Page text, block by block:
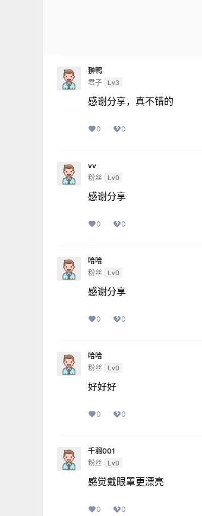
翀鸭
君子 Lv3
感谢分享，真不错的
0 0
vv
粉丝
Lv0
感谢分享
0 0
哈哈
粉丝
Lv0
感谢分享
0 0
哈哈
粉丝
Lv0
好好好
0 0
千羽001
粉丝
Lv0
感觉戴眼罩更漂亮
0 0